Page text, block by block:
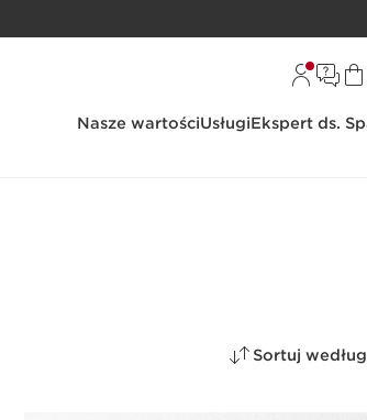
Nasze wartościUsługiEkspert ds.
Sortuj według